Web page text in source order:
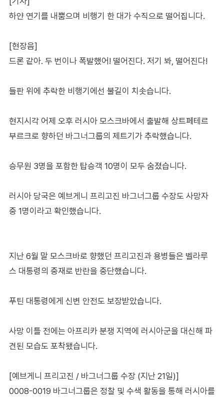
하얀 연기를 내뿜으며 비행기 한 대가 수직으로 떨어집니다.
[현장음]
드론 같아. 두 번이나 폭발했어! 떨어진다. 저기 봐, 떨어진다!
들판 위에 추락한 비행기에선 불길이 치솟습니다.
현지시각 어제 오후 러시아 모스크바에서 출발해 상트페테르
부르크로 향하던 바그너그룹의 제트기가 추락했습니다.
승무원 3명을 포함한 탑승객 10명이 모두 숨졌습니다.
러시아 당국은 예브게니 프리고진 바그너그룹 수장도 사망자
중 1명이라고 확인했습니다.
지난 6월 말 모스크바로 향했던 프리고진과 용병들은 벨라루
스 대통령의 중재로 반란을 중단했습니다.
푸틴 대통령에게 신변 안전도 보장받았습니다.
사망 이틀 전에는 아프리카 분쟁 지역에 러시아군을 대신해 파
견된 모습도 포착됐습니다.
[예브게니 프리고진 / 바그너그룹 수장 (지난 21일)]
0008-0019 바그너그룹은 정찰 및 수색 활동을 통해 러시아를